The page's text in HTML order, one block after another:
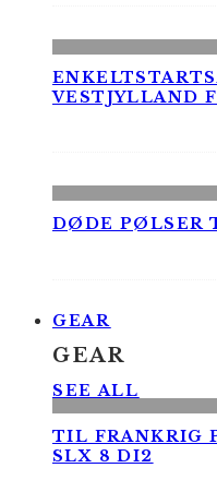
VESTJYLLAND
DØDE PØLSER
GEAR
GEAR
SEE ALL
TIL FRANKRIG
SLX 8 DI2